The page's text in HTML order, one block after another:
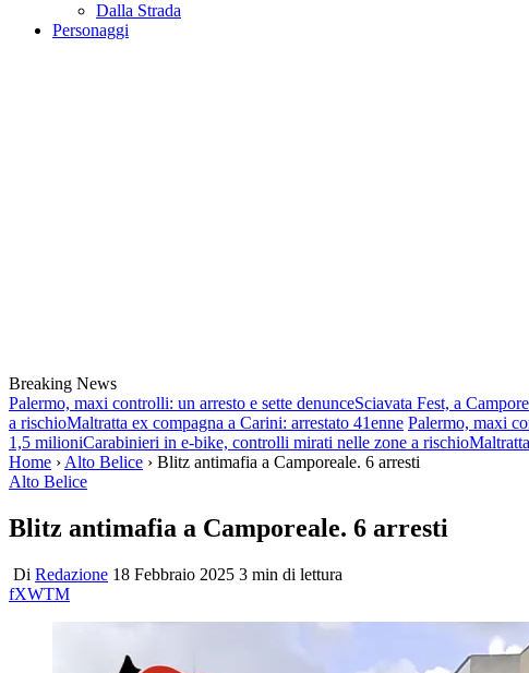
Dalla Strada
Personaggi
Breaking News
Palermo, maxi controlli: un arresto e sette denunceSciavata Fest, a
a rischioMaltratta ex compagna a Carini: arrestato 41enne Palermo, maxi
1,5 milioniCarabinieri in e-bike, controlli mirati nelle zone a rischio
Home › Alto Belice › Blitz antimafia a Camporeale. 6 arresti
Alto Belice
Blitz antimafia a Camporeale. 6 arresti
Di Redazione 18 Febbraio 2025 3 min di lettura
fXWTM